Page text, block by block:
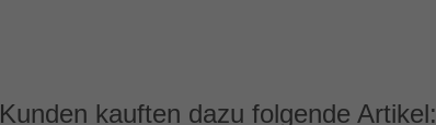
Kunden kauften dazu folgende Artikel: